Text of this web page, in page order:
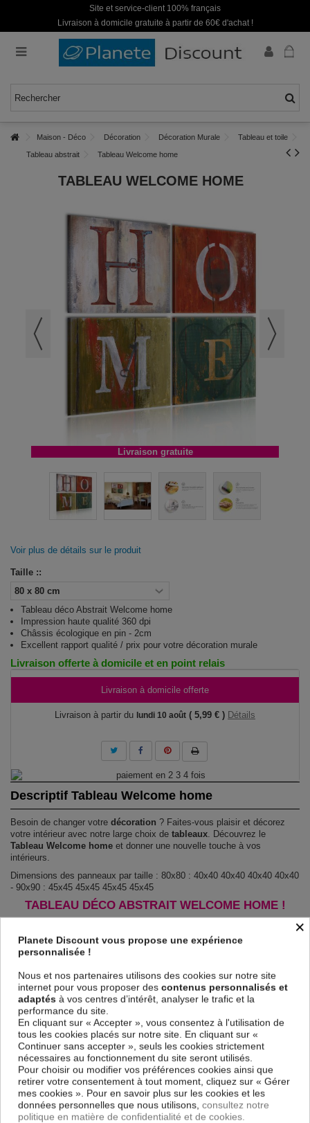
Site et service-client 100% français
Livraison à domicile gratuite à partir de 60€ d'achat !
Maison - Déco Décoration Décoration Murale Tableau et toile
Tableau abstrait Tableau Welcome home
TABLEAU WELCOME HOME
Livraison gratuite
Voir plus de détails sur le produit
Taille ::
Tableau déco Abstrait Welcome home
Impression haute qualité 360 dpi
Châssis écologique en pin - 2cm
Excellent rapport qualité / prix pour votre décoration murale
Livraison offerte à domicile et en point relais
Livraison à domicile offerte
Livraison à partir du lundi 10 août ( 5,99 € ) Détails
Descriptif Tableau Welcome home
Besoin de changer votre décoration ? Faites-vous plaisir et décorez
votre intérieur avec notre large choix de tableaux. Découvrez le
Tableau Welcome home et donner une nouvelle touche à vos
intérieurs.
Dimensions des panneaux par taille : 80x80 : 40x40 40x40 40x40 40x40
- 90x90 : 45x45 45x45 45x45 45x45
TABLEAU DÉCO ABSTRAIT WELCOME HOME !
et de haute qualité qui reflète parfaitement les couleurs avec des détails
parfaitement reproduits. Grâce à une impression sur tous les cotés et
une toile tendue sur un châssis fait de matériaux respectueux de
l'environnement, vous pourrez suspendre le tableau immédiatement
sans avoir à l'encadrer.
Le Tableau Abstrait Welcome homeest résistant aux rayons UV,
inodore et 100 % sûr, parfait même pour la chambre à coucher et la
chambre des enfants.
Notre large choix de tableaux tendances et modernes constituent un
moyen simple et pas cher de donner une nouvelle touche à vos
intérieurs, il y en a pour tous les goût.
Descriptif technique
×
Planete Discount vous propose une expérience
personnalisée !
Nous et nos partenaires utilisons des cookies sur notre site
internet pour vous proposer des contenus personnalisés et
adaptés à vos centres d’intérêt, analyser le trafic et la
performance du site.
En cliquant sur « Accepter », vous consentez à l'utilisation de
tous les cookies placés sur notre site. En cliquant sur «
Continuer sans accepter », seuls les cookies strictement
nécessaires au fonctionnement du site seront utilisés.
Pour choisir ou modifier vos préférences cookies ainsi que
retirer votre consentement à tout moment, cliquez sur « Gérer
mes cookies ». Pour en savoir plus sur les cookies et les
données personnelles que nous utilisons, consultez notre
politique en matière de confidentialité et de cookies.